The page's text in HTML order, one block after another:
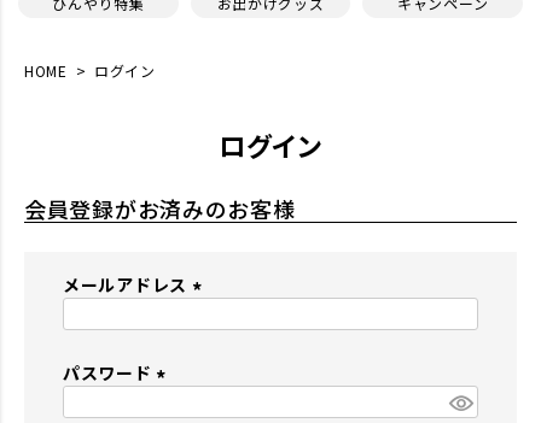
HOME ログイン
ログイン
会員登録がお済みのお客様
メールアドレス
パスワード